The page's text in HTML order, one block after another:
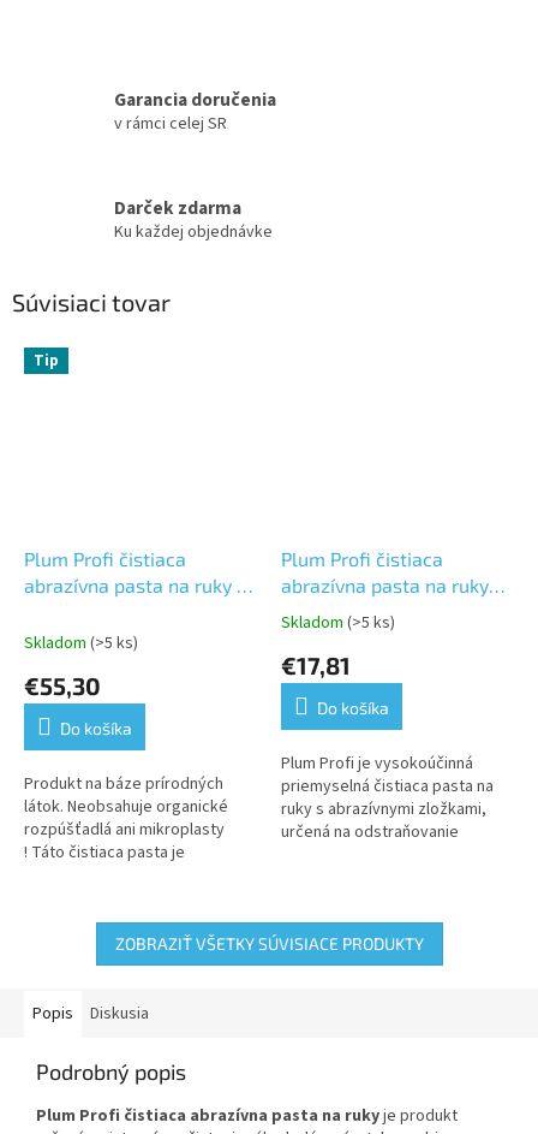
Garancia doručenia
v rámci celej SR
Darček zdarma
Ku každej objednávke
Súvisiaci tovar
Tip
Plum Profi čistiaca
abrazívna pasta na ruky 5
Skladom (>5 ks)
€55,30
Do košíka
Produkt na báze prírodných
látok. Neobsahuje organické
rozpúšťadlá ani mikroplasty
! Táto čistiaca pasta je
pracovných...
Plum Profi čistiaca
abrazívna pasta na ruky
1400 ml bag in box
Priemerné
produktu
5,0
5
hviezdičiek.
Skladom (>5 ks)
€17,81
Do košíka
Plum Profi je vysokoúčinná
priemyselná čistiaca pasta na
ruky s abrazívnymi zložkami,
určená na odstraňovanie
ZOBRAZIŤ VŠETKY SÚVISIACE PRODUKTY
Popis Diskusia
Podrobný popis
Plum Profi čistiaca abrazívna pasta na rukyje produkt